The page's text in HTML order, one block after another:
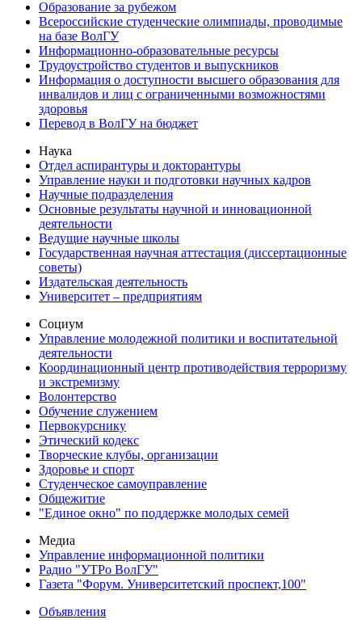
Образование за рубежом
Всероссийские студенческие олимпиады, проводимые
на базе ВолГУ
Информационно-образовательные ресурсы
Трудоустройство студентов и выпускников
Информация о доступности высшего образования для
инвалидов и лиц с ограниченными возможностями
здоровья
Перевод в ВолГУ на бюджет
Наука
Отдел аспирантуры и докторантуры
Управление науки и подготовки научных кадров
Научные подразделения
Основные результаты научной и инновационной
деятельности
Ведущие научные школы
Государственная научная аттестация (диссертационные
советы)
Издательская деятельность
Университет – предприятиям
Социум
Управление молодежной политики и воспитательной
деятельности
Координационный центр противодействия терроризму
и экстремизму
Волонтерство
Обучение служением
Первокурснику
Этический кодекс
Творческие клубы, организации
Здоровье и спорт
Студенческое самоуправление
Общежитие
"Единое окно" по поддержке молодых семей
Медиа
Управление информационной политики
Радио "УТРо ВолГУ"
Газета "Форум. Университетский проспект,100"
Объявления